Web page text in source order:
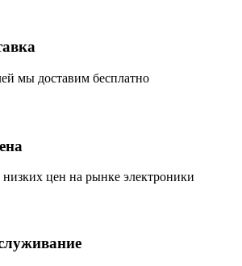
мы доставим бесплатно
цен на рынке электроники